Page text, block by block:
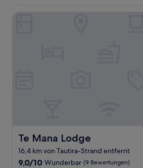
Te Mana Lodge
Te Mana Lodge
16,4 km von Tautira-Strand entfernt
9.0
9,0/10 Wunderbar (9 Bewertungen)